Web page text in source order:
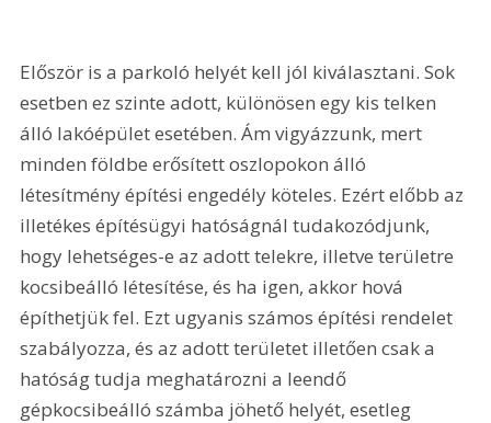
Először is a parkoló helyét kell jól kiválasztani. Sok
esetben ez szinte adott, különösen egy kis telken
álló lakóépület esetében. Ám vigyázzunk, mert
minden földbe erősített oszlopokon álló
létesítmény építési engedély köteles. Ezért előbb az
illetékes építésügyi hatóságnál tudakozódjunk,
hogy lehetséges-e az adott telekre, illetve területre
kocsibeálló létesítése, és ha igen, akkor hová
építhetjük fel. Ezt ugyanis számos építési rendelet
szabályozza, és az adott területet illetően csak a
hatóság tudja meghatározni a leendő
gépkocsibeálló számba jöhető helyét, esetleg